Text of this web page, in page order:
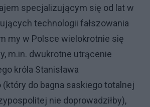
specjalizującym się od lat w
technologii fałszowania
my w Polsce wielokrotnie się
m.in. dwukrotne utrącenie
króla Stanisława
do bagna saskiego totalnej
nie doprowadziłby),